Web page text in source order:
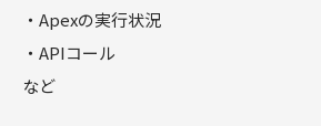
・Apexの実行状況
・APIコール
など